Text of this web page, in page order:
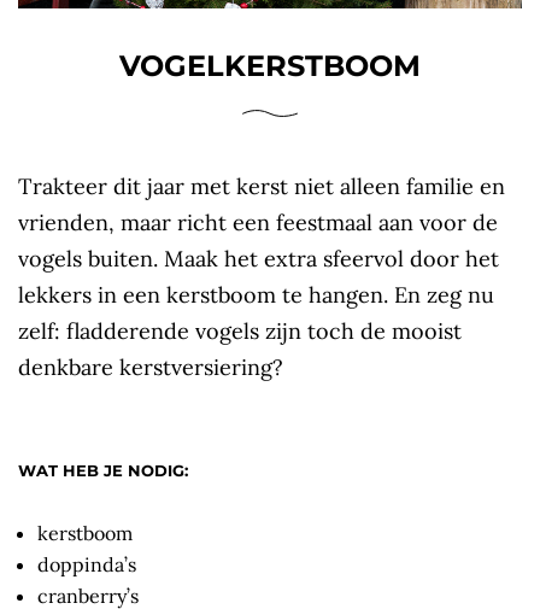
VOGELKERSTBOOM
Trakteer dit jaar met kerst niet alleen familie en
vrienden, maar richt een feestmaal aan voor de
vogels buiten. Maak het extra sfeervol door het
lekkers in een kerstboom te hangen. En zeg nu
zelf: fladderende vogels zijn toch de mooist
denkbare kerstversiering?
WAT HEB JE NODIG:
kerstboom
doppinda’s
cranberry’s